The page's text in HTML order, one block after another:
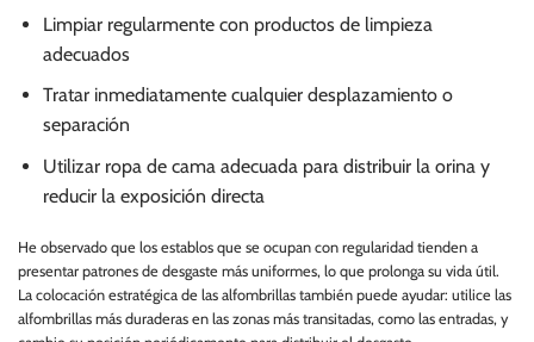
Limpiar regularmente con productos de limpieza
adecuados
Tratar inmediatamente cualquier desplazamiento o
separación
Utilizar ropa de cama adecuada para distribuir la orina y
reducir la exposición directa
He observado que los establos que se ocupan con regularidad tienden a
presentar patrones de desgaste más uniformes, lo que prolonga su vida útil.
La colocación estratégica de las alfombrillas también puede ayudar: utilice las
alfombrillas más duraderas en las zonas más transitadas, como las entradas, y